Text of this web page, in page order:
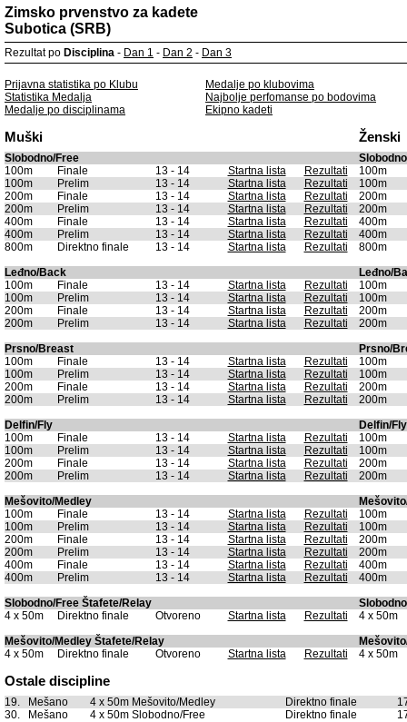
Zimsko prvenstvo za kadete
Subotica (SRB)
Rezultat po Disciplina - Dan 1 - Dan 2 - Dan 3
Prijavna statistika po Klubu
Medalje po klubovima
Statistika Medalja
Najbolje perfomanse po bodovima
Medalje po disciplinama
Ekipno kadeti
Muški Ženski
Slobodno/Free
100m
Finale 13 - 14 Startna lista Rezultati
100m
100m
Prelim 13 - 14 Startna lista Rezultati
100m
200m
Finale 13 - 14 Startna lista Rezultati
200m
200m
Prelim 13 - 14 Startna lista Rezultati
200m
400m
Finale 13 - 14 Startna lista Rezultati
400m
400m
Prelim 13 - 14 Startna lista Rezultati
400m
800m
Direktno finale 13 - 14 Startna lista Rezultati
800m
Leđno/Back
Leđno/
100m
Finale 13 - 14 Startna lista Rezultati
100m
100m
Prelim 13 - 14 Startna lista Rezultati
100m
200m
Finale 13 - 14 Startna lista Rezultati
200m
200m
Prelim 13 - 14 Startna lista Rezultati
200m
Prsno/Breast
Prsno/
100m
Finale 13 - 14 Startna lista Rezultati
100m
100m
Prelim 13 - 14 Startna lista Rezultati
100m
200m
Finale 13 - 14 Startna lista Rezultati
200m
200m
Prelim 13 - 14 Startna lista Rezultati
200m
Delfin/Fly
Delfin/Fly
100m
Finale 13 - 14 Startna lista Rezultati
100m
100m
Prelim 13 - 14 Startna lista Rezultati
100m
200m
Finale 13 - 14 Startna lista Rezultati
200m
200m
Prelim 13 - 14 Startna lista Rezultati
200m
Mešovito/Medley
100m
Finale 13 - 14 Startna lista Rezultati
100m
100m
Prelim 13 - 14 Startna lista Rezultati
100m
200m
Finale 13 - 14 Startna lista Rezultati
200m
200m
Prelim 13 - 14 Startna lista Rezultati
200m
400m
Finale 13 - 14 Startna lista Rezultati
400m
400m
Prelim 13 - 14 Startna lista Rezultati
400m
Slobodno/Free Štafete/Relay
4 x 50m
Direktno finale Otvoreno Startna lista Rezultati
4 x 50m
Mešovito/Medley Štafete/Relay
4 x 50m
Direktno finale Otvoreno Startna lista Rezultati 4 x 50m
Ostale discipline
19. Mešano 4 x 50m Mešovito/Medley Direktno finale
30.
Mešano 4 x 50m Slobodno/Free Direktno finale